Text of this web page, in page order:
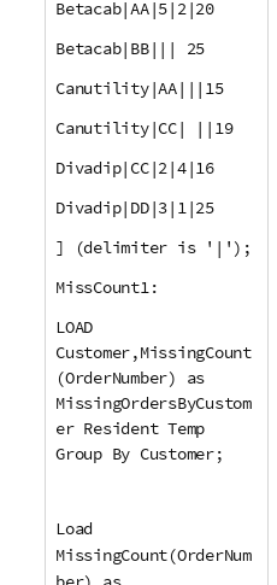
Betacab|AA|5|2|20
Betacab|BB||| 25
Canutility|AA|||15
Canutility|CC| ||19
Divadip|CC|2|4|16
Divadip|DD|3|1|25
] (delimiter is '|');
MissCount1:
LOAD
Customer,MissingCount
(OrderNumber) as
MissingOrdersByCustom
er Resident Temp
Group By Customer;
Load
MissingCount(OrderNum